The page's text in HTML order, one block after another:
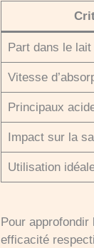
Part dans le lait
Vitesse
Principaux
Impact sur la
Utilisation
Pour
efficacité